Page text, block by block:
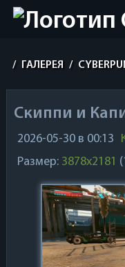
/ ГАЛЕРЕЯ /
Скиппи и
2026-05-30 в 00:13
Размер: 3878x2181